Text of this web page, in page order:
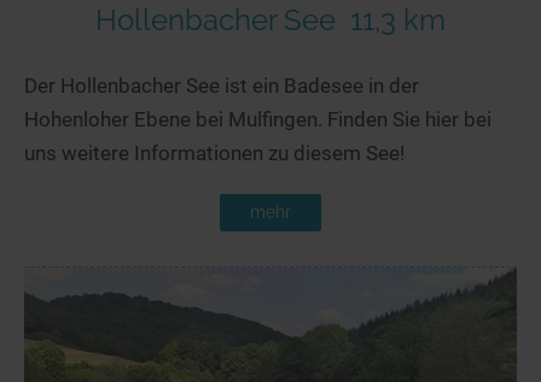
Hollenbacher See 11,3 km
Der Hollenbacher See ist ein Badesee in der
Hohenloher Ebene bei Mulfingen. Finden Sie hier bei
uns weitere Informationen zu diesem See!
mehr